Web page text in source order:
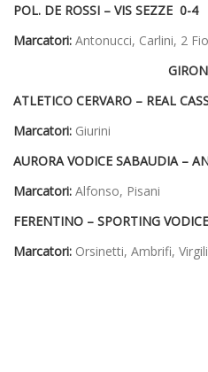
POL. DE ROSSI – VIS SEZZE 0-4
Marcatori: Antonucci, Carlini, 2
ATLETICO CERVARO – REAL
Marcatori: Giurini
AURORA VODICE SABAUDIA –
Marcatori: Alfonso, Pisani
FERENTINO – SPORTING
Marcatori: Orsinetti, Ambrifi, Virgili